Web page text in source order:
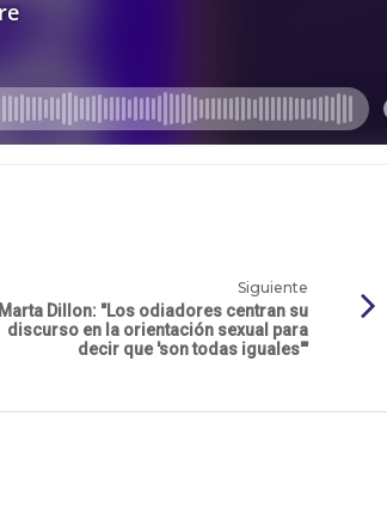
Siguiente
Marta Dillon: "Los odiadores centran su
discurso en la orientación sexual para
decir que 'son todas iguales'"